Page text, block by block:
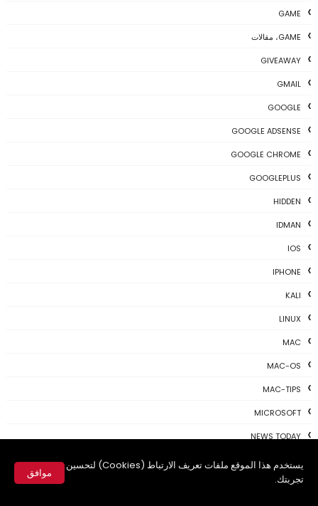
يستخدم هذا الموقع ملفات تعريف الارتباط (Cookies) لتحسين
تجربتك.
موافق
GAME
GAME، مقالات
GIVEAWAY
GMAIL
GOOGLE
GOOGLE ADSENSE
GOOGLE CHROME
GOOGLEPLUS
HIDDEN
IDMAN
IOS
IPHONE
KALI
LINUX
MAC
MAC-OS
MAC-TIPS
MICROSOFT
NEWS TODAY
PAYONEER
PHOTOSHOP